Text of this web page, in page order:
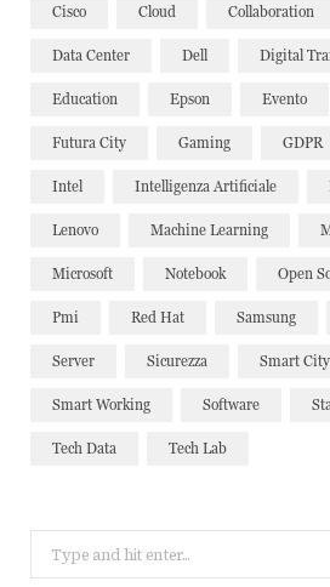
Cisco Cloud Collaboration
Data Center Dell Digital
Education Epson Evento
Futura City Gaming GDPR
Intel Intelligenza Artificiale
Lenovo Machine Learning
Microsoft Notebook Open
Pmi Red Hat Samsung
Server Sicurezza Smart City
Smart Working Software
Tech Data Tech Lab
for: